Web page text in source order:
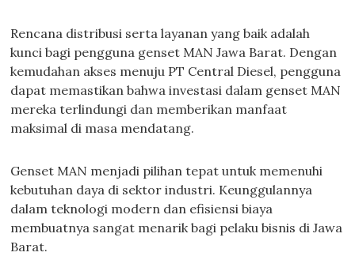
Rencana distribusi serta layanan yang baik adalah
kunci bagi pengguna genset MAN Jawa Barat. Dengan
kemudahan akses menuju PT Central Diesel, pengguna
dapat memastikan bahwa investasi dalam genset MAN
mereka terlindungi dan memberikan manfaat
maksimal di masa mendatang.
Genset MAN menjadi pilihan tepat untuk memenuhi
kebutuhan daya di sektor industri. Keunggulannya
dalam teknologi modern dan efisiensi biaya
membuatnya sangat menarik bagi pelaku bisnis di Jawa
Barat.